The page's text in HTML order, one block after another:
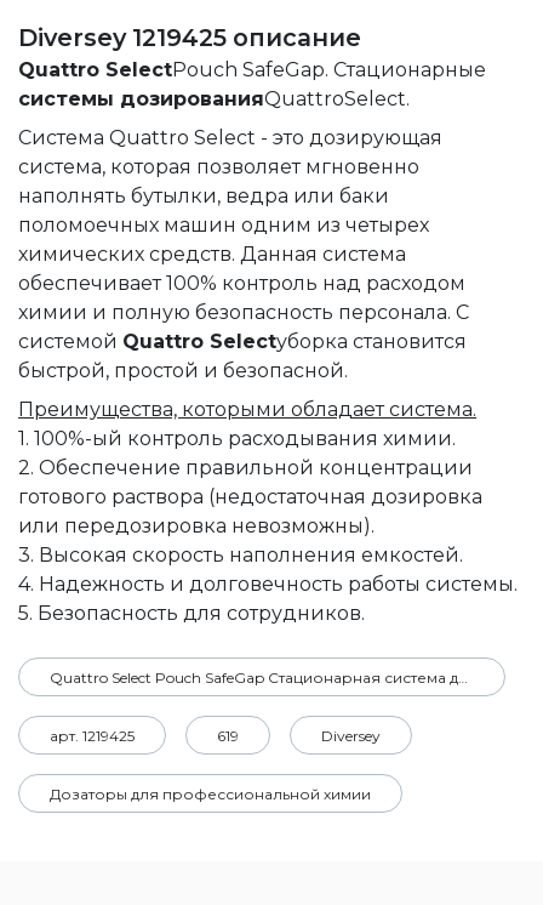
Diversey 1219425 описание
Quattro SelectPouch SafeGap. Стационарные
системы дозированияQuattroSelect.
Система Quattro Select - это дозирующая
система, которая позволяет мгновенно
наполнять бутылки, ведра или баки
поломоечных машин одним из четырех
химических средств. Данная система
обеспечивает 100% контроль над расходом
химии и полную безопасность персонала. С
системой Quattro Selectуборка становится
быстрой, простой и безопасной.
Преимущества, которыми обладает система.
1. 100%-ый контроль расходывания химии.
2. Обеспечение правильной концентрации
готового раствора (недостаточная дозировка
или передозировка невозможны).
3. Высокая скорость наполнения емкостей.
4. Надежность и долговечность работы системы.
5. Безопасность для сотрудников.
Quattro Select Pouch SafeGap Стационарная система дозирования QuattroSelect
арт. 1219425 619 Diversey
Дозаторы для профессиональной химии